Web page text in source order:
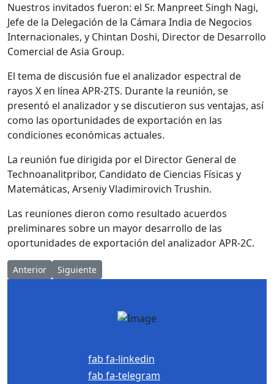
Nuestros invitados fueron: el Sr. Manpreet Singh Nagi,
Jefe de la Delegación de la Cámara India de Negocios
Internacionales, y Chintan Doshi, Director de Desarrollo
Comercial de Asia Group.
El tema de discusión fue el analizador espectral de
rayos X en línea APR-2TS. Durante la reunión, se
presentó el analizador y se discutieron sus ventajas, así
como las oportunidades de exportación en las
condiciones económicas actuales.
La reunión fue dirigida por el Director General de
Technoanalitpribor, Candidato de Ciencias Físicas y
Matemáticas, Arseniy Vladimirovich Trushin.
Las reuniones dieron como resultado acuerdos
preliminares sobre un mayor desarrollo de las
oportunidades de exportación del analizador APR-2C.
Artículo anterior: Participación en un encuentro B2B con
Anterior Artículo siguiente: Technoanalitpribor y sus
Siguiente
fab fa-linkedin
fab fa-telegram